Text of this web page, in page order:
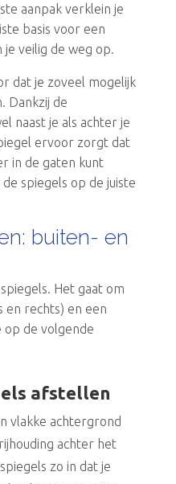
aanpak verklein je
basis voor een
je veilig de weg op.
dat je zoveel mogelijk
Dankzij de
naast je als achter je
ervoor zorgt dat
in de gaten kunt
spiegels op de juiste
buiten- en
Het gaat om
en rechts) en een
op de volgende
afstellen
vlakke achtergrond
achter het
zo in dat je